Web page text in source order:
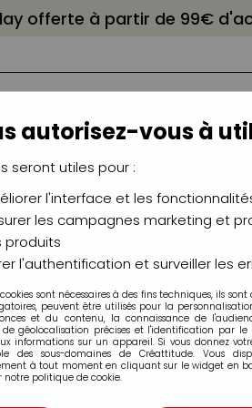
offerte à partir de 99€
CHÂSSIS
CHEVALETS
Pastels, Aquarellables>Crayons
autorisez-vous à
seront utiles pour :
l'interface et les
les campagnes marketing et
produits
l'authentification et surveiller les
sont nécessaires à des fins techniques, ils
peuvent être utilisés pour la
et du contenu, la connaissance de
de géolocalisation précises et l'identification par
informations sur un appareil. Si vous donnez
des sous-domaines de Créattitude. Vous
à tout moment en cliquant sur le widget en
notre politique de cookie.